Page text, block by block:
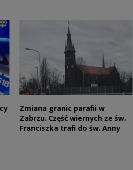
Zmiana granic parafii w
Zabrzu. Część wiernych ze św.
Franciszka trafi do św. Anny